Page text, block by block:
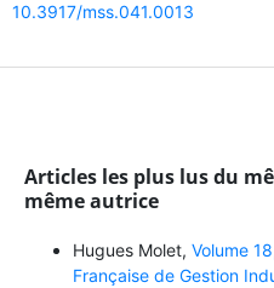
10.3917/mss.041.0013
Articles les plus lus du
même autrice
Hugues Molet, Volume
Française de Gestion